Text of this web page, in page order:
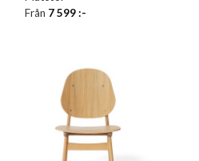
Från 7 599:-